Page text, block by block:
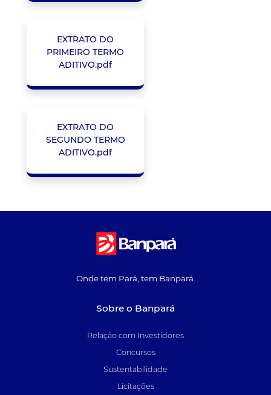
EXTRATO DO
PRIMEIRO TERMO
ADITIVO.pdf
EXTRATO DO
SEGUNDO TERMO
ADITIVO.pdf
Onde tem Pará, tem Banpará.
Sobre o Banpará
Relação com Investidores
Concursos
Sustentabilidade
Licitações